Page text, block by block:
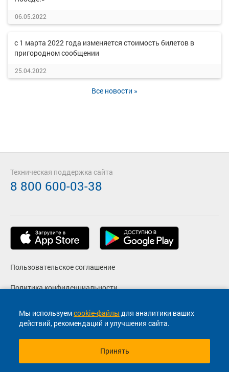
06.05.2022
с 1 марта 2022 года изменяется стоимость билетов в
пригородном сообщении
25.04.2022
Все новости »
Мы используемcookie-файлы для аналитики ваших
действий, рекомендаций и улучшения сайта.
Принять
Пользовательское соглашение
Политика конфиденциальности
Согласие на маркетинговые сообщения
Техническая поддержка сайта
8 800 600-03-38
© 2013-2026, ООО "Капитал"- Онлайн сервис продажи